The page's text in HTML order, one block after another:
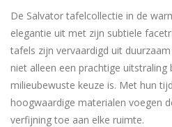
De Salvator tafelcollectie in de
elegantie uit met zijn subtiele
tafels zijn vervaardigd uit
niet alleen een prachtige uitstraling
milieubewuste keuze is. Met hun
hoogwaardige materialen voegen
verfijning toe aan elke ruimte.